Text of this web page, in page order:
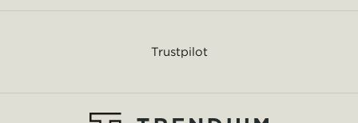
Trustpilot